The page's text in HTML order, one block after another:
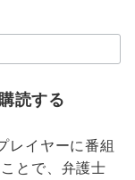
読する
レイヤーに番組
とで、弁護士